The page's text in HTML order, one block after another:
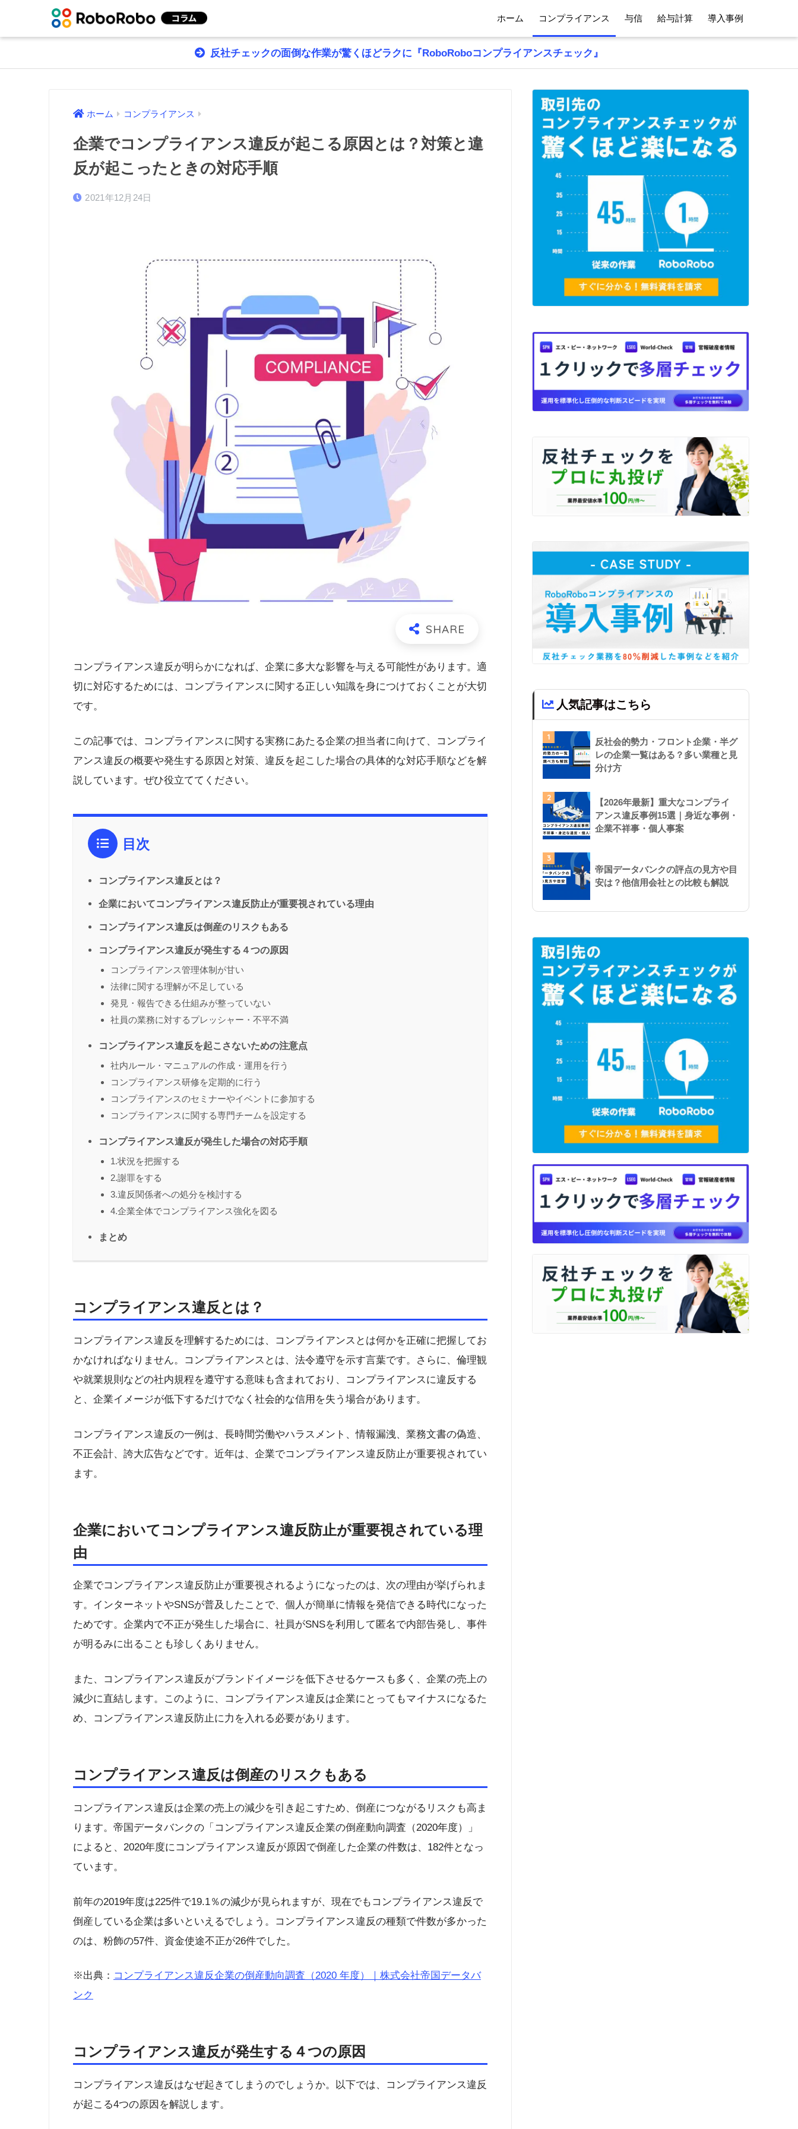
ホーム コンプライアンス 与信 給与計算 導入事例
反社チェックの面倒な作業が驚くほどラクに『RoboRoboコンプライアンスチェック』
ホーム コンプライアンス
企業でコンプライアンス違反が起こる原因とは？対策と違
反が起こったときの対応手順
2021年12月24日
コンプライアンス違反が明らかになれば、企業に多大な影響を与える可能性があります。適
切に対応するためには、コンプライアンスに関する正しい知識を身につけておくことが大切
です。
この記事では、コンプライアンスに関する実務にあたる企業の担当者に向けて、コンプライ
アンス違反の概要や発生する原因と対策、違反を起こした場合の具体的な対応手順などを解
説しています。ぜひ役立ててください。
目次
コンプライアンス違反とは？
企業においてコンプライアンス違反防止が重要視されている理由
コンプライアンス違反は倒産のリスクもある
コンプライアンス違反が発生する４つの原因
コンプライアンス管理体制が甘い
法律に関する理解が不足している
発見・報告できる仕組みが整っていない
社員の業務に対するプレッシャー・不平不満
コンプライアンス違反を起こさないための注意点
社内ルール・マニュアルの作成・運用を行う
コンプライアンス研修を定期的に行う
コンプライアンスのセミナーやイベントに参加する
コンプライアンスに関する専門チームを設定する
コンプライアンス違反が発生した場合の対応手順
1.状況を把握する
2.謝罪をする
3.違反関係者への処分を検討する
4.企業全体でコンプライアンス強化を図る
まとめ
コンプライアンス違反とは？
コンプライアンス違反を理解するためには、コンプライアンスとは何かを正確に把握してお
かなければなりません。コンプライアンスとは、法令遵守を示す言葉です。さらに、倫理観
や就業規則などの社内規程を遵守する意味も含まれており、コンプライアンスに違反する
と、企業イメージが低下するだけでなく社会的な信用を失う場合があります。
コンプライアンス違反の一例は、長時間労働やハラスメント、情報漏洩、業務文書の偽造、
不正会計、誇大広告などです。近年は、企業でコンプライアンス違反防止が重要視されてい
ます。
企業においてコンプライアンス違反防止が重要視されている理
由
企業でコンプライアンス違反防止が重要視されるようになったのは、次の理由が挙げられま
す。インターネットやSNSが普及したことで、個人が簡単に情報を発信できる時代になった
ためです。企業内で不正が発生した場合に、社員がSNSを利用して匿名で内部告発し、事件
が明るみに出ることも珍しくありません。
また、コンプライアンス違反がブランドイメージを低下させるケースも多く、企業の売上の
減少に直結します。このように、コンプライアンス違反は企業にとってもマイナスになるた
め、コンプライアンス違反防止に力を入れる必要があります。
コンプライアンス違反は倒産のリスクもある
コンプライアンス違反は企業の売上の減少を引き起こすため、倒産につながるリスクも高ま
ります。帝国データバンクの「コンプライアンス違反企業の倒産動向調査（2020年度）」
によると、2020年度にコンプライアンス違反が原因で倒産した企業の件数は、182件となっ
ています。
前年の2019年度は225件で19.1％の減少が見られますが、現在でもコンプライアンス違反で
倒産している企業は多いといえるでしょう。コンプライアンス違反の種類で件数が多かった
のは、粉飾の57件、資金使途不正が26件でした。
※出典： コンプライアンス違反企業の倒産動向調査（2020 年度）｜株式会社帝国データバ
ンク
コンプライアンス違反が発生する４つの原因
コンプライアンス違反はなぜ起きてしまうのでしょうか。以下では、コンプライアンス違反
が起こる4つの原因を解説します。
人気記事はこちら
1
反社会的勢力・フロント企業・半グ
レの企業一覧はある？多い業種と見
分け方
2
【2026年最新】重大なコンプライ
アンス違反事例15選｜身近な事例・
企業不祥事・個人事案
3
帝国データバンクの評点の見方や目
安は？他信用会社との比較も解説